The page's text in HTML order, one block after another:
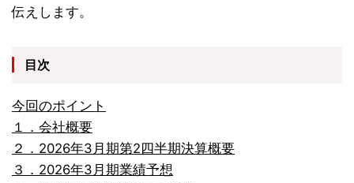
伝えします。
目次
今回のポイント
１．会社概要
２．2026年3月期第2四半期決算概要
３．2026年3月期業績予想